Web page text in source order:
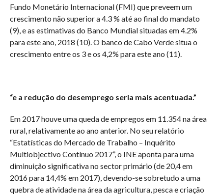
Fundo Monetário Internacional (FMI) que preveem um
crescimento não superior a 4.3 % até ao final do mandato
(9), e as estimativas do Banco Mundial situadas em 4.2%
para este ano, 2018 (10). O banco de Cabo Verde situa o
crescimento entre os 3 e os 4,2% para este ano (11).
“e a redução do desemprego seria mais acentuada.”
Em 2017 houve uma queda de empregos em 11.354 na área
rural, relativamente ao ano anterior. No seu relatório
“Estatísticas do Mercado de Trabalho – Inquérito
Multiobjectivo Contínuo 2017”, o INE aponta para uma
diminuição significativa no sector primário (de 20,4 em
2016 para 14,4% em 2017), devendo-se sobretudo a uma
quebra de atividade na área da agricultura, pesca e criação